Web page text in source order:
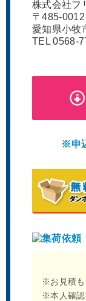
エムアンドアイア
八宝備仁 夕涼
エムアンドアイア
横田守 with You
株式会社
〒485-0012
愛知県小牧
TEL 0568-
※申
※お見積も
※本人確認